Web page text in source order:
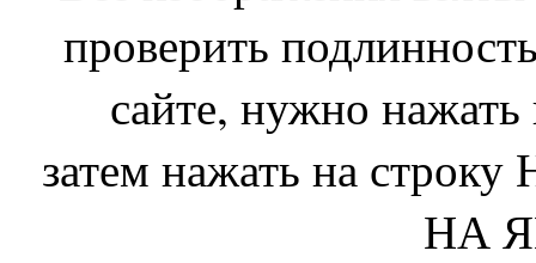
проверить
сайте, нужно
затем нажать на
НА